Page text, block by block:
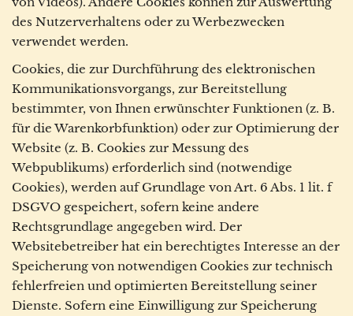
des Nutzerverhaltens oder zu Werbezwecken
verwendet werden.
Cookies, die zur Durchführung des elektronischen
Kommunikationsvorgangs, zur Bereitstellung
bestimmter, von Ihnen erwünschter Funktionen (z. B.
für die Warenkorbfunktion) oder zur Optimierung der
Website (z. B. Cookies zur Messung des
Webpublikums) erforderlich sind (notwendige
Cookies), werden auf Grundlage von Art. 6 Abs. 1 lit. f
DSGVO gespeichert, sofern keine andere
Rechtsgrundlage angegeben wird. Der
Websitebetreiber hat ein berechtigtes Interesse an der
Speicherung von notwendigen Cookies zur technisch
fehlerfreien und optimierten Bereitstellung seiner
Dienste. Sofern eine Einwilligung zur Speicherung